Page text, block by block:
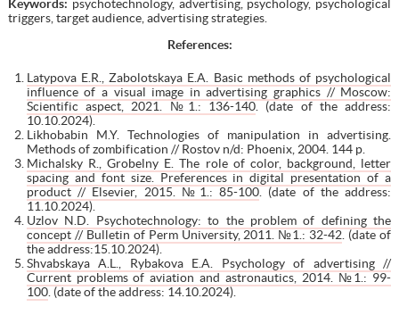
Keywords: psychotechnology, advertising, psychology, psychological
triggers, target audience, advertising strategies.
References:
Latypova E.R., Zabolotskaya E.A. Basic methods of psychological
influence of a visual image in advertising graphics // Moscow:
Scientific aspect, 2021. №1.: 136-140 . (date of the address:
10.10.2024).
Likhobabin M.Y. Technologies of manipulation in advertising.
Methods of zombification // Rostov n/d: Phoenix, 2004. 144 p.
Michalsky R., Grobelny E. The role of color, background, letter
spacing and font size. Preferences in digital presentation of a
product // Elsevier, 2015. №1.: 85-100. (date of the address:
11.10.2024).
Uzlov N.D. Psychotechnology: to the problem of defining the
concept // Bulletin of Perm University, 2011. №1.: 32-42 . (date of
the address:15.10.2024).
Shvabskaya A.L., Rybakova E.A. Psychology of advertising //
Current problems of aviation and astronautics, 2014. №1.: 99-
100. (date of the address: 14.10.2024).